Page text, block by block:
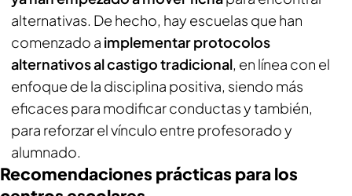
alternativas. De hecho, hay escuelas que han
comenzado a implementar protocolos
alternativos al castigo tradicional, en línea con el
enfoque de la disciplina positiva, siendo más
eficaces para modificar conductas y también,
para reforzar el vínculo entre profesorado y
alumnado.
Recomendaciones prácticas para los